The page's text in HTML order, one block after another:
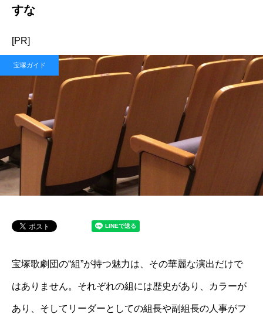
すな
[PR]
宝塚ガイド
宝塚歌劇団の“組”が持つ魅力は、その華麗な演出だけで
はありません。それぞれの組には歴史があり、カラーが
あり、そしてリーダーとしての組長や副組長の人事がフ